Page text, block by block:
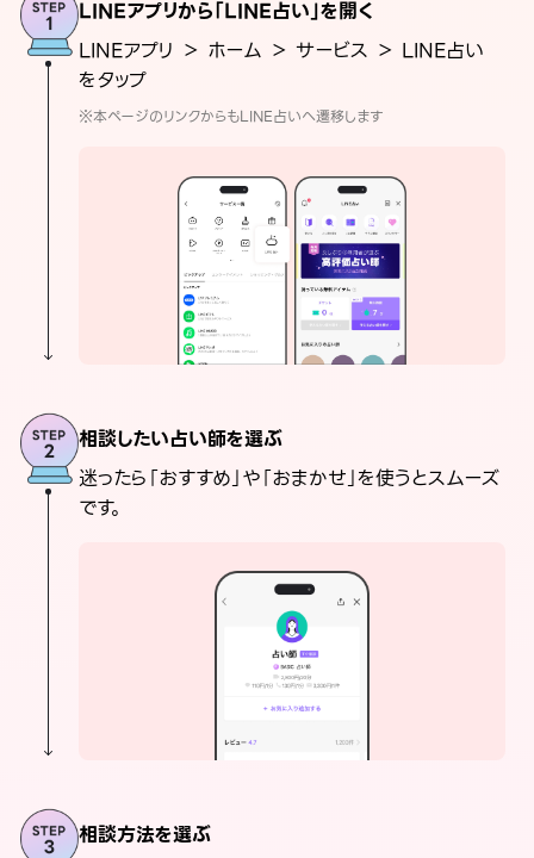
LINEアプリから「LINE占い」を開く
LINEアプリ ＞ ホーム ＞ サービス ＞ LINE占い
をタップ
※本ページのリンクからもLINE占いへ遷移します
相談したい占い師を選ぶ
迷ったら「おすすめ」や「おまかせ」を使うとスムーズ
です。
相談方法を選ぶ